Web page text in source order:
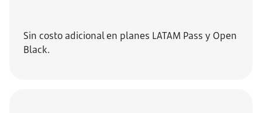
Sin costo adicional en planes LATAM Pass y Open
Black.